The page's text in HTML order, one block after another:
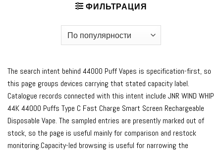
ФИЛЬТРАЦИЯ
The search intent behind 44000 Puff Vapes is specification-first, so
this page groups devices carrying that stated capacity label.
Catalogue records connected with this intent include JNR WIND WHIP
44K 44000 Puffs Type C Fast Charge Smart Screen Rechargeable
Disposable Vape. The sampled entries are presently marked out of
stock, so the page is useful mainly for comparison and restock
monitoring.Capacity-led browsing is useful for narrowing the